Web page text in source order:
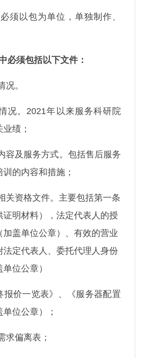
须以包为单位，单独制作、
必须包括以下文件：
况。
况。2021年以来服务科研院
绩；
容及服务方式。包括售后服务
的内容和措施；
关资格文件。主要包括第一条
证明材料），法定代表人的授
加盖单位公章）、有效的营业
法定代表人、委托代理人身份
位公章）
报价一览表》、《服务器配置
位公章）；
求偏离表；